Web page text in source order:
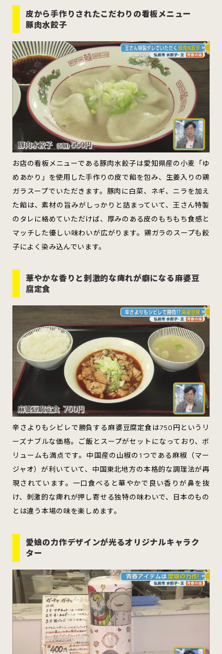
八戸市
すべてのエリアをみる
ホーム
お問い合わせ
公式Instagram
皮から手作りされたこだわりの看板メニュー
豚肉水餃子
お店の看板メニューである豚肉水餃子は愛知県産の小麦「ゆ
めあかり」を使用した手作りの皮で餡を包み、生姜入りの鶏
ガラスープでいただきます。豚肉に白菜、ネギ、ニラを加え
た餡は、素材の旨みがしっかりと詰まっていて、王さん特製
のタレに絡めていただけば、厚みのある皮のもちもち食感と
マッチした優しい味わいが広がります。鶏ガラのスープも餃
子によく染み込んでいます。
華やかな香りと刺激的な痺れが癖になる麻婆豆
腐定食
辛さよりもシビレで勝負する麻婆豆腐定食は750円というリ
ーズナブルな価格。ご飯とスープがセットになっており、ボ
リュームも満点です。中国産の山椒の1つである麻椒（マー
ジャオ）が利いていて、中国東北地方の本格的な調理法が再
現されています。一口食べると華やかで良い香りが鼻を抜
け、刺激的な痺れが押し寄せる独特の味わいで、日本のもの
とは違う本場の味を楽しめます。
愛娘の力作デザインが光るオリジナルキャラク
ター